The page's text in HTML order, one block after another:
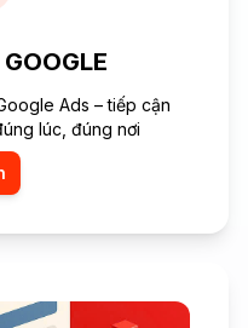
Ads – tiếp cận
lúc, đúng nơi